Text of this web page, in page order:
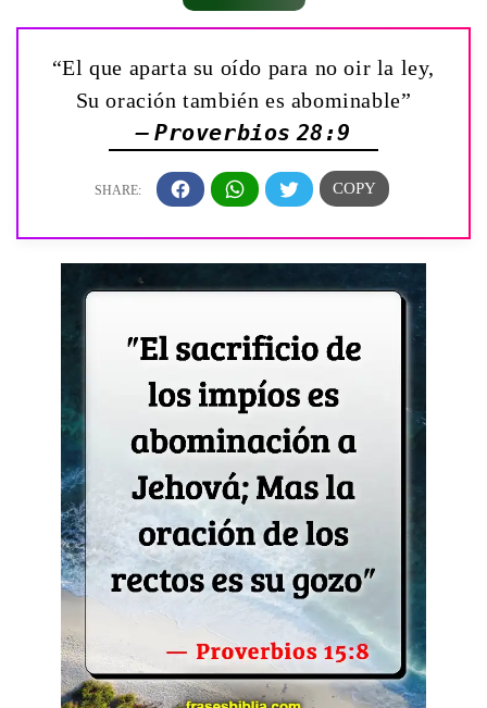
“El que aparta su oído para no oir la ley,
Su oración también es abominable”
— Proverbios 28:9